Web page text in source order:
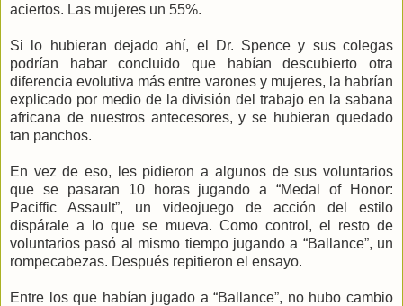
aciertos. Las mujeres un 55%.
Si lo hubieran dejado ahí, el Dr. Spence y sus colegas
podrían habar concluido que habían descubierto otra
diferencia evolutiva más entre varones y mujeres, la habrían
explicado por medio de la división del trabajo en la sabana
africana de nuestros antecesores, y se hubieran quedado
tan panchos.
En vez de eso, les pidieron a algunos de sus voluntarios
que se pasaran 10 horas jugando a “Medal of Honor:
Paciffic Assault”, un videojuego de acción del estilo
dispárale a lo que se mueva. Como control, el resto de
voluntarios pasó al mismo tiempo jugando a “Ballance”, un
rompecabezas. Después repitieron el ensayo.
Entre los que habían jugado a “Ballance”, no hubo cambio